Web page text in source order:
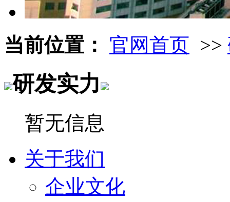
当前位置： 官网首页 >>
研发实力
暂无信息
关于我们
企业文化